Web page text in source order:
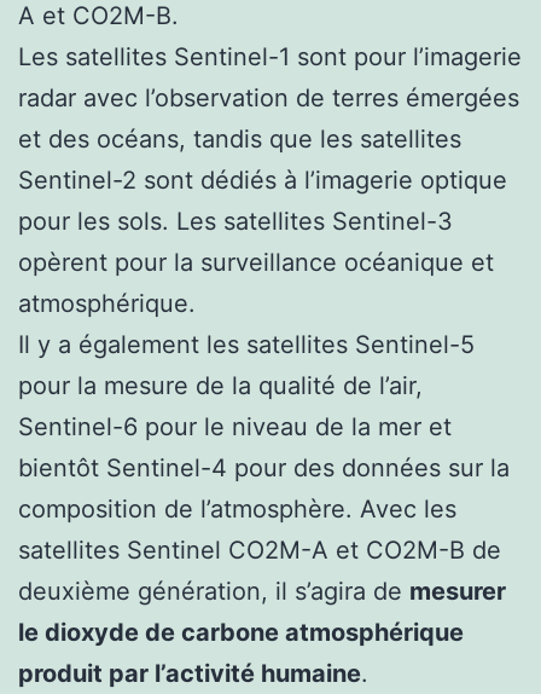
A et CO2M-B.
Les satellites Sentinel-1 sont pour l’imagerie
radar avec l’observation de terres émergées
et des océans, tandis que les satellites
Sentinel-2 sont dédiés à l’imagerie optique
pour les sols. Les satellites Sentinel-3
opèrent pour la surveillance océanique et
atmosphérique.
Il y a également les satellites Sentinel-5
pour la mesure de la qualité de l’air,
Sentinel-6 pour le niveau de la mer et
bientôt Sentinel-4 pour des données sur la
composition de l’atmosphère. Avec les
satellites Sentinel CO2M-A et CO2M-B de
deuxième génération, il s’agira de mesurer
le dioxyde de carbone atmosphérique
produit par l’activité humaine.